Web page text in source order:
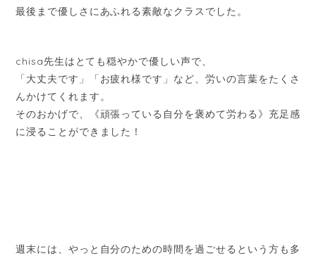
最後まで優しさにあふれる素敵なクラスでした。
chisa先生はとても穏やかで優しい声で、
「大丈夫です」「お疲れ様です」など、労いの言葉をたくさ
んかけてくれます。
そのおかげで、《頑張っている自分を褒めて労わる》充足感
に浸ることができました！
週末には、やっと自分のための時間を過ごせるという方も多